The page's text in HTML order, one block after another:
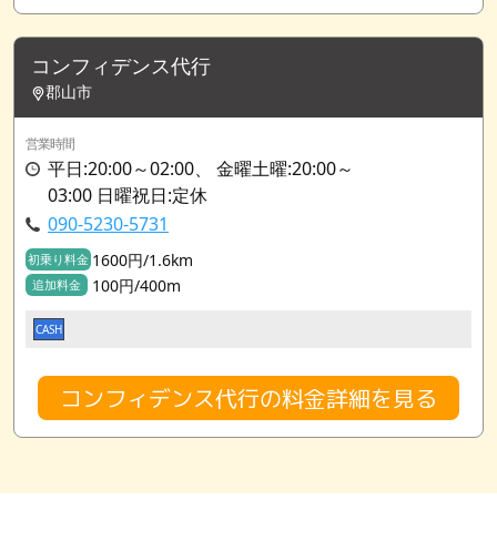
コンフィデンス代行
郡山市
営業時間
平日:20:00～02:00、 金曜土曜:20:00～
03:00 日曜祝日:定休
090-5230-5731
初乗り料金 1600円/1.6km
追加料金 100円/400m
CASH
コンフィデンス代行の料金詳細を見る